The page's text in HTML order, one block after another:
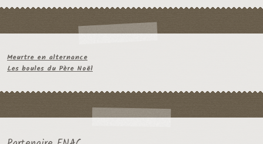
Meurtre en alternance
Les boules du Père Noël